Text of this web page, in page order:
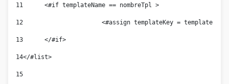
11
	<#if templateName == nombreTpl >
12
<#assign templateKey =
13
	</#if>
14</#list>
15